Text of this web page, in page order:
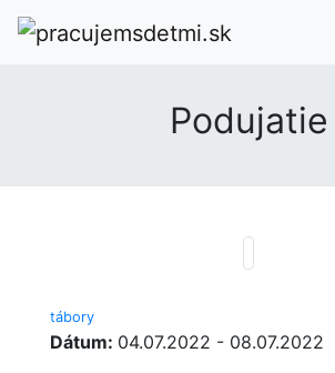
Podujatie
tábory
Dátum: 04.07.2022 - 08.07.2022